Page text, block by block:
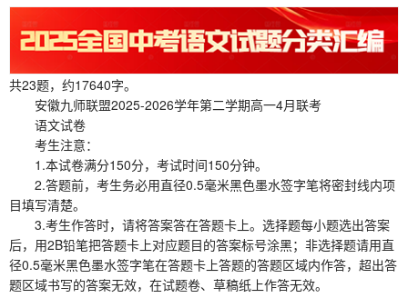
共23题，约17640字。
安徽九师联盟2025-2026学年第二学期高一4月联考
语文试卷
考生注意：
1.本试卷满分150分，考试时间150分钟。
2.答题前，考生务必用直径0.5毫米黑色墨水签字笔将密封线内项
目填写清楚。
3.考生作答时，请将答案答在答题卡上。选择题每小题选出答案
后，用2B铅笔把答题卡上对应题目的答案标号涂黑；非选择题请用直
径0.5毫米黑色墨水签字笔在答题卡上答题的答题区域内作答，超出答
题区域书写的答案无效，在试题卷、草稿纸上作答无效。